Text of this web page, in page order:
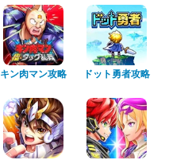
キン肉マン攻略 ドット勇者攻略